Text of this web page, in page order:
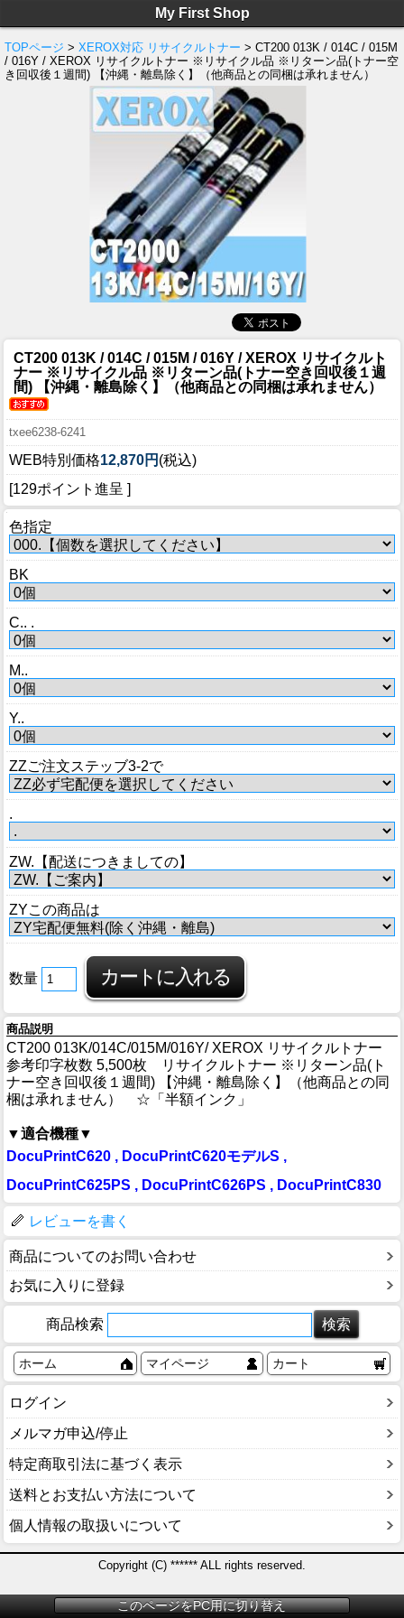
My First Shop
TOPページ > XEROX対応 リサイクルトナー > CT200 013K / 014C / 015M
/ 016Y / XEROX リサイクルトナー ※リサイクル品 ※リターン品(トナー空
き回収後１週間) 【沖縄・離島除く】（他商品との同梱は承れません）
CT200 013K / 014C / 015M / 016Y / XEROX リサイクルト
ナー ※リサイクル品 ※リターン品(トナー空き回収後１週
間) 【沖縄・離島除く】（他商品との同梱は承れません）
txee6238-6241
WEB特別価格12,870円 (税込)
[129ポイント進呈 ]
色指定
BK
C.. .
M..
Y..
ZZご注文ステッブ3-2で
.
ZW.【配送につきましての】
ZYこの商品は
数量
商品説明
CT200 013K/014C/015M/016Y/ XEROX リサイクルトナー
参考印字枚数 5,500枚 リサイクルトナー ※リターン品(ト
ナー空き回収後１週間) 【沖縄・離島除く】（他商品との同
梱は承れません） ☆「半額インク」
▼適合機種▼
DocuPrintC620 , DocuPrintC620モデルS ,
DocuPrintC625PS , DocuPrintC626PS , DocuPrintC830
レビューを書く
商品についてのお問い合わせ
お気に入りに登録
商品検索
ホーム マイページ カート
ログイン
メルマガ申込/停止
特定商取引法に基づく表示
送料とお支払い方法について
個人情報の取扱いについて
Copyright (C) ****** ALL rights reserved.
このページをPC用に切り替え